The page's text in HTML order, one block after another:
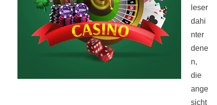
leser
dahi
nter
dene
n,
die
ange
sicht